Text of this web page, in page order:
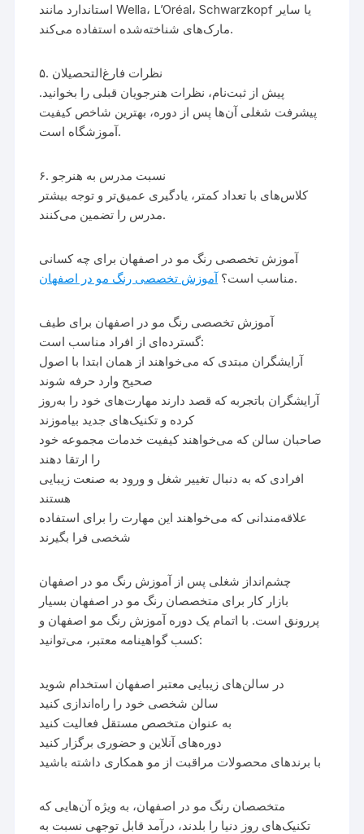
استاندارد مانند Wella، L’Oréal، Schwarzkopf یا سایر
مارک‌های شناخته‌شده استفاده می‌کند.
۵. نظرات فارغ‌التحصیلان
پیش از ثبت‌نام، نظرات هنرجویان قبلی را بخوانید.
پیشرفت شغلی آن‌ها پس از دوره، بهترین شاخص کیفیت
آموزشگاه است.
۶. نسبت مدرس به هنرجو
کلاس‌های با تعداد کمتر، یادگیری عمیق‌تر و توجه بیشتر
مدرس را تضمین می‌کنند.
آموزش تخصصی رنگ مو در اصفهان برای چه کسانی
مناسب است؟آموزش تخصصی رنگ مو در اصفهان .
آموزش تخصصی رنگ مو در اصفهان برای طیف
گسترده‌ای از افراد مناسب است:
آرایشگران مبتدی که می‌خواهند از همان ابتدا با اصول
صحیح وارد حرفه شوند
آرایشگران باتجربه که قصد دارند مهارت‌های خود را به‌روز
کرده و تکنیک‌های جدید بیاموزند
صاحبان سالن که می‌خواهند کیفیت خدمات مجموعه خود
را ارتقا دهند
افرادی که به دنبال تغییر شغل و ورود به صنعت زیبایی
هستند
علاقه‌مندانی که می‌خواهند این مهارت را برای استفاده
شخصی فرا بگیرند
چشم‌انداز شغلی پس از آموزش رنگ مو در اصفهان
بازار کار برای متخصصان رنگ مو در اصفهان بسیار
پررونق است. با اتمام یک دوره آموزش رنگ مو اصفهان و
کسب گواهینامه معتبر، می‌توانید:
در سالن‌های زیبایی معتبر اصفهان استخدام شوید
سالن شخصی خود را راه‌اندازی کنید
به عنوان متخصص مستقل فعالیت کنید
دوره‌های آنلاین و حضوری برگزار کنید
با برندهای محصولات مراقبت از مو همکاری داشته باشید
متخصصان رنگ مو در اصفهان، به ویژه آن‌هایی که
تکنیک‌های روز دنیا را بلدند، درآمد قابل توجهی نسبت به